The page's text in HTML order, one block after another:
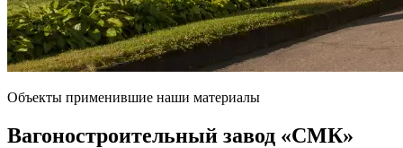
Объекты применившие наши материалы
Вагоностроительный завод «СМК»